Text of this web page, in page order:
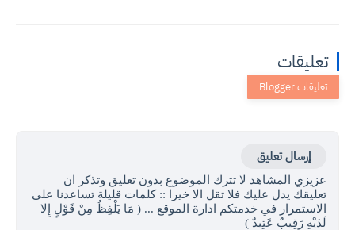
تعليقات
إرسال تعليق
عزيزي المشاهد لا تترك الموضوع بدون تعليق وتذكر ان
تعليقك يدل عليك فلا تقل الا خيرا :: كلمات قليلة تساعدنا على
الاستمرار في خدمتكم ادارة الموقع ... ( مَا يَلْفِظُ مِنْ قَوْلٍ إِلا
لَدَيْهِ رَقِيبٌ عَتِيدٌ )